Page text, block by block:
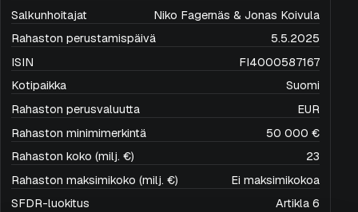
Salkunhoitajat
Niko Fagernäs & Jonas Koivula
Rahaston perustamispäivä
5.5.2025
ISIN
FI4000587167
Kotipaikka
Suomi
Rahaston perusvaluutta
EUR
Rahaston minimimerkintä
50 000 €
Rahaston koko (milj. €)
23
Rahaston maksimikoko (milj. €)
Ei maksimikokoa
SFDR-luokitus
Artikla 6